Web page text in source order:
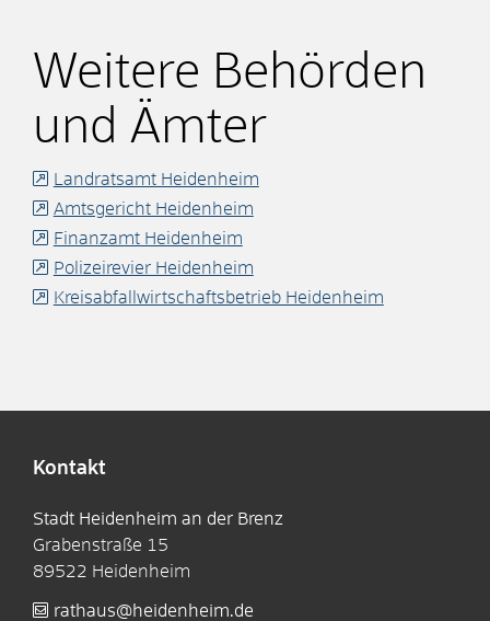
Weitere Behörden
und Ämter
Landratsamt Heidenheim
Amtsgericht Heidenheim
Finanzamt Heidenheim
Polizeirevier Heidenheim
Kreisabfallwirtschaftsbetrieb Heidenheim
Kontakt
Stadt Heidenheim an der Brenz
Grabenstraße 15
89522 Heidenheim
rathaus@heidenheim.de